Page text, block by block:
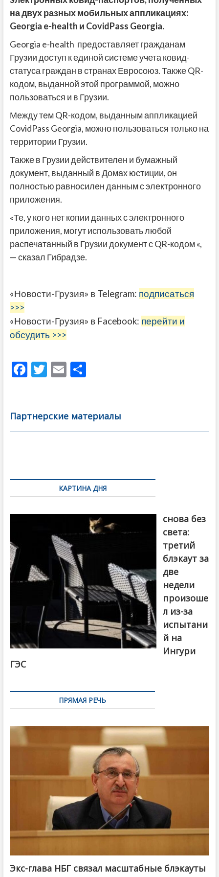
на двух разных мобильных аппликациях:
Georgia e-health и CovidPass Georgia.
Georgia e-health предоставляет гражданам
Грузии доступ к единой системе учета ковид-
статуса граждан в странах Евросоюз. Также QR-
кодом, выданной этой программой, можно
пользоваться и в Грузии.
Между тем QR-кодом, выданным аппликацией
CovidPass Georgia, можно пользоваться только на
территории Грузии.
Также в Грузии действителен и бумажный
документ, выданный в Домах юстиции, он
полностью равносилен данным с электронного
приложения.
«Те, у кого нет копии данных с электронного
приложения, могут использовать любой
распечатанный в Грузии документ с QR-кодом «,
— сказал Гибрадзе.
«Новости-Грузия» в Telegram: подписаться
>>>
«Новости-Грузия» в Facebook: перейти и
обсудить >>>
F
b
o
T
er
E
l
О
а
в
Партнерские материалы
по
записямКАРТИНА ДНЯ
снова без
света:
третий
блэкаут за
две
недели
произоше
л из-за
испытани
й на
Ингури
ГЭС
ПРЯМАЯ РЕЧЬ
Экс-глава НБГ связал масштабные блэкауты